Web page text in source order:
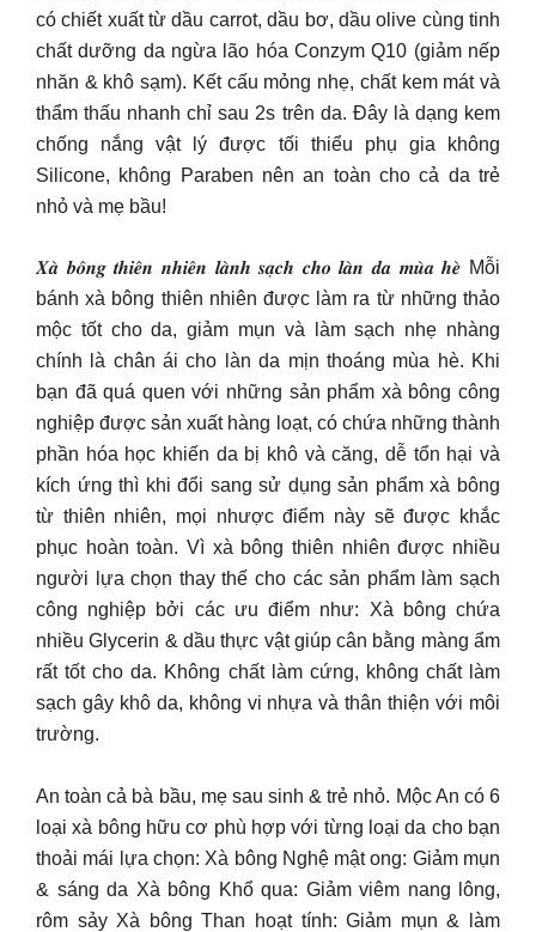
có chiết xuất từ dầu carrot, dầu bơ, dầu olive cùng tinh
chất dưỡng da ngừa lão hóa Conzym Q10 (giảm nếp
nhăn & khô sạm). Kết cấu mỏng nhẹ, chất kem mát và
thẩm thấu nhanh chỉ sau 2s trên da. Đây là dạng kem
chống nắng vật lý được tối thiểu phụ gia không
Silicone, không Paraben nên an toàn cho cả da trẻ
nhỏ và mẹ bầu!
𝑿𝒂̀ 𝒃𝒐̂𝒏𝒈 𝒕𝒉𝒊𝒆̂𝒏 𝒏𝒉𝒊𝒆̂𝒏 𝒍𝒂̀𝒏𝒉 𝒔𝒂̣𝒄𝒉 𝒄𝒉𝒐 𝒍𝒂̀𝒏 𝒅𝒂 𝒎𝒖̀𝒂 𝒉𝒆̀ Mỗi
bánh xà bông thiên nhiên được làm ra từ những thảo
mộc tốt cho da, giảm mụn và làm sạch nhẹ nhàng
chính là chân ái cho làn da mịn thoáng mùa hè. Khi
bạn đã quá quen với những sản phẩm xà bông công
nghiệp được sản xuất hàng loạt, có chứa những thành
phần hóa học khiến da bị khô và căng, dễ tổn hại và
kích ứng thì khi đổi sang sử dụng sản phẩm xà bông
từ thiên nhiên, mọi nhược điểm này sẽ được khắc
phục hoàn toàn. Vì xà bông thiên nhiên được nhiều
người lựa chọn thay thế cho các sản phẩm làm sạch
công nghiệp bởi các ưu điểm như: Xà bông chứa
nhiều Glycerin & dầu thực vật giúp cân bằng màng ẩm
rất tốt cho da. Không chất làm cứng, không chất làm
sạch gây khô da, không vi nhựa và thân thiện với môi
trường.
An toàn cả bà bầu, mẹ sau sinh & trẻ nhỏ. Mộc An có 6
loại xà bông hữu cơ phù hợp với từng loại da cho bạn
thoải mái lựa chọn: Xà bông Nghệ mật ong: Giảm mụn
& sáng da Xà bông Khổ qua: Giảm viêm nang lông,
rôm sảy Xà bông Than hoạt tính: Giảm mụn & làm